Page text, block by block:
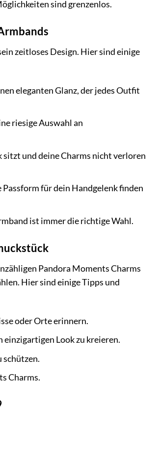
sind grenzenlos.
zeitloses Design. Hier sind einige
eleganten Glanz, der jedes Outfit
riesige Auswahl an
sitzt und deine Charms nicht verloren
für dein Handgelenk finden
ist immer die richtige Wahl.
Pandora Moments Charms
Hier sind einige Tipps und
oder Orte erinnern.
einzigartigen Look zu kreieren.
schützen.
Charms.